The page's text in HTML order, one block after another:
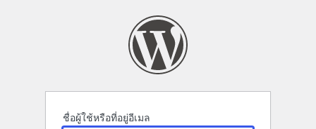
ชื่อผู้ใช้หรือที่อยู่อีเมล